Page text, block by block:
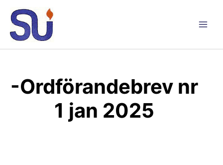
innehåll
-Ordförandebrev nr
1 jan 2025